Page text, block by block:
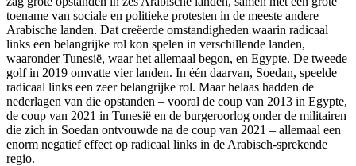
toename van sociale en politieke protesten in de meeste andere
Arabische landen. Dat creëerde omstandigheden waarin radicaal
links een belangrijke rol kon spelen in verschillende landen,
waaronder Tunesië, waar het allemaal begon, en Egypte. De tweede
golf in 2019 omvatte vier landen. In één daarvan, Soedan, speelde
radicaal links een zeer belangrijke rol. Maar helaas hadden de
nederlagen van die opstanden – vooral de coup van 2013 in Egypte,
de coup van 2021 in Tunesië en de burgeroorlog onder de militairen
die zich in Soedan ontvouwde na de coup van 2021 – allemaal een
enorm negatief effect op radicaal links in de Arabisch-sprekende
regio.